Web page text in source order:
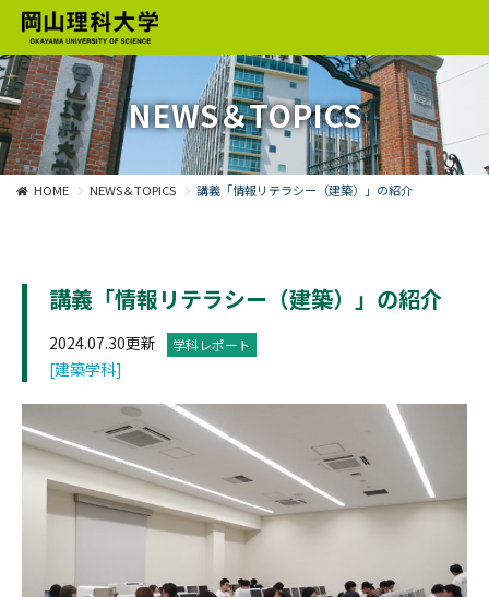
NEWS＆TOPICS
HOME NEWS＆TOPICS 講義「情報リテラシー（建築）」の紹介
講義「情報リテラシー（建築）」の紹介
2024.07.30更新 学科レポート
[建築学科]